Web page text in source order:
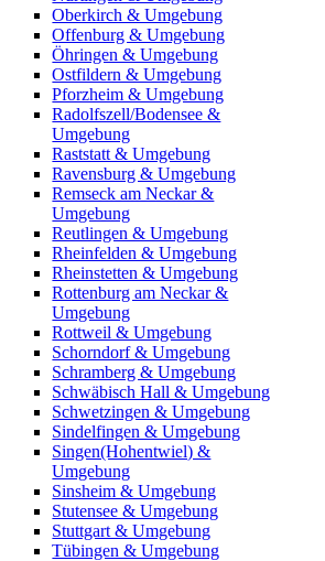
Oberkirch & Umgebung
Offenburg & Umgebung
Öhringen & Umgebung
Ostfildern & Umgebung
Pforzheim & Umgebung
Radolfszell/Bodensee &
Umgebung
Raststatt & Umgebung
Ravensburg & Umgebung
Remseck am Neckar &
Umgebung
Reutlingen & Umgebung
Rheinfelden & Umgebung
Rheinstetten & Umgebung
Rottenburg am Neckar &
Umgebung
Rottweil & Umgebung
Schorndorf & Umgebung
Schramberg & Umgebung
Schwäbisch Hall & Umgebung
Schwetzingen & Umgebung
Sindelfingen & Umgebung
Singen(Hohentwiel) &
Umgebung
Sinsheim & Umgebung
Stutensee & Umgebung
Stuttgart & Umgebung
Tübingen & Umgebung